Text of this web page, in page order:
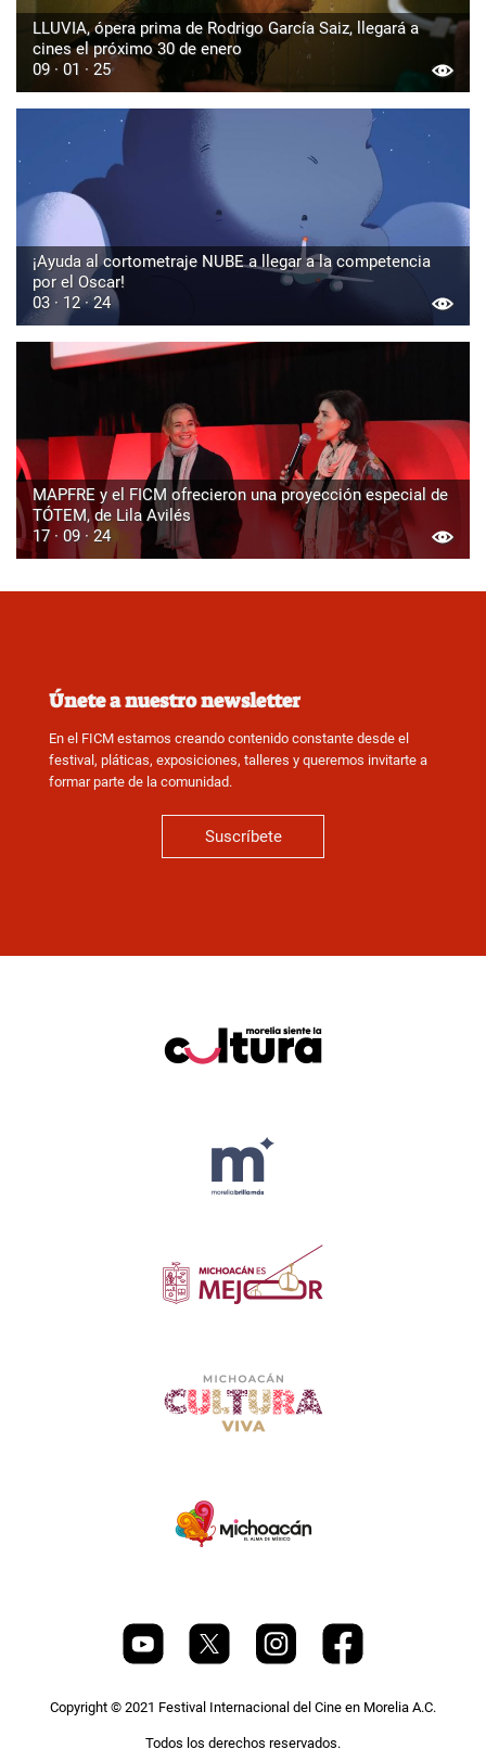
LLUVIA, ópera prima de Rodrigo García Saiz, llegará a
cines el próximo 30 de enero
09 · 01 · 25
¡Ayuda al cortometraje NUBE a llegar a la competencia
por el Oscar!
03 · 12 · 24
MAPFRE y el FICM ofrecieron una proyección especial de
TÓTEM, de Lila Avilés
17 · 09 · 24
Únete a nuestro newsletter
En el FICM estamos creando contenido constante desde el
festival, pláticas, exposiciones, talleres y queremos invitarte a
formar parte de la comunidad.
Suscríbete
Copyright © 2021 Festival Internacional del Cine en Morelia A.C.
Todos los derechos reservados.